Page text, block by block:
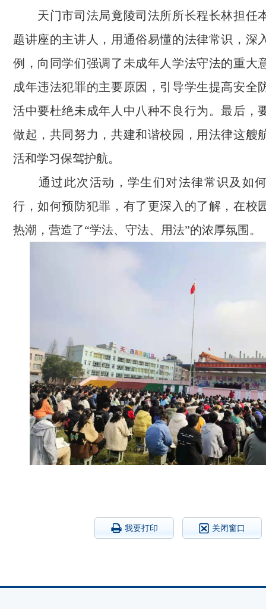
天门市司法局竟陵司法所所长程长林担任
题讲座的主讲人，用通俗易懂的法律常识，深
例，向同学们强调了未成年人学法守法的重大
成年违法犯罪的主要原因，引导学生提高安全
活中要杜绝未成年人中八种不良行为。最后，
做起，共同努力，共建和谐校园，用法律这艘
活和学习保驾护航。
通过此次活动，学生们对法律常识及如
行，如何预防犯罪，有了更深入的了解，在校
热潮，营造了“学法、守法、用法”的浓厚氛围。
我要打印 关闭窗口